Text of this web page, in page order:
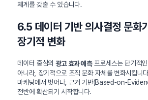
체계를 갖출 수 있습니다.
6.5 데이터 기반 의사결정 문화
장기적 변화
데이터 중심의 광고 효과 예측프로세스는 단기적
아니라, 장기적으로 조직 문화 자체를 변화시킵니
마케팅에서 벗어나, 근거 기반(Based-on-
전반에 확산되기 시작합니다.